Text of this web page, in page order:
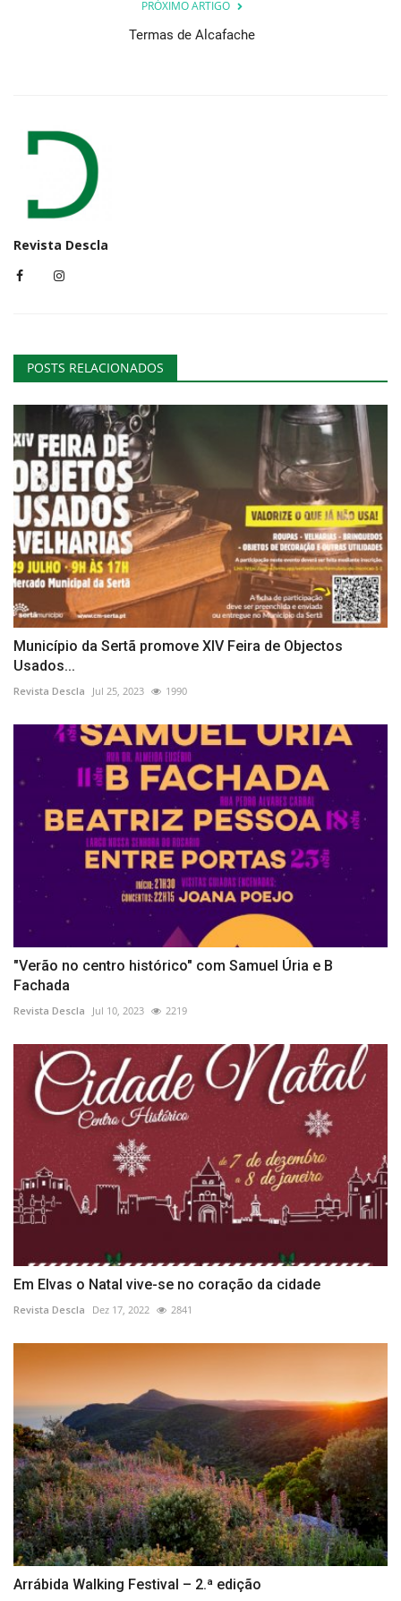
PRÓXIMO ARTIGO
Termas de Alcafache
Revista Descla
POSTS RELACIONADOS
Município da Sertã promove XIV Feira de Objectos
Usados...
Revista Descla Jul 25, 2023 1990
"Verão no centro histórico" com Samuel Úria e B
Fachada
Revista Descla Jul 10, 2023 2219
Em Elvas o Natal vive-se no coração da cidade
Revista Descla Dez 17, 2022 2841
Arrábida Walking Festival – 2.ª edição